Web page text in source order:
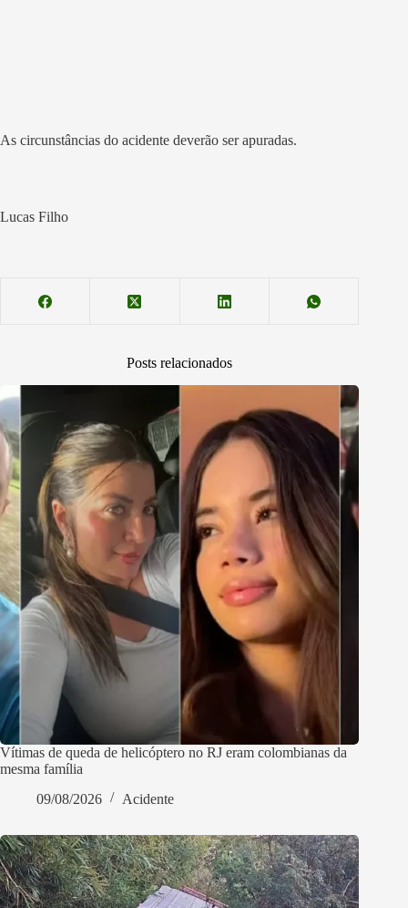
As circunstâncias do acidente deverão ser apuradas.
Lucas Filho
Posts relacionados
Vítimas de queda de helicóptero no RJ eram colombianas da
mesma família
09/08/2026
Acidente